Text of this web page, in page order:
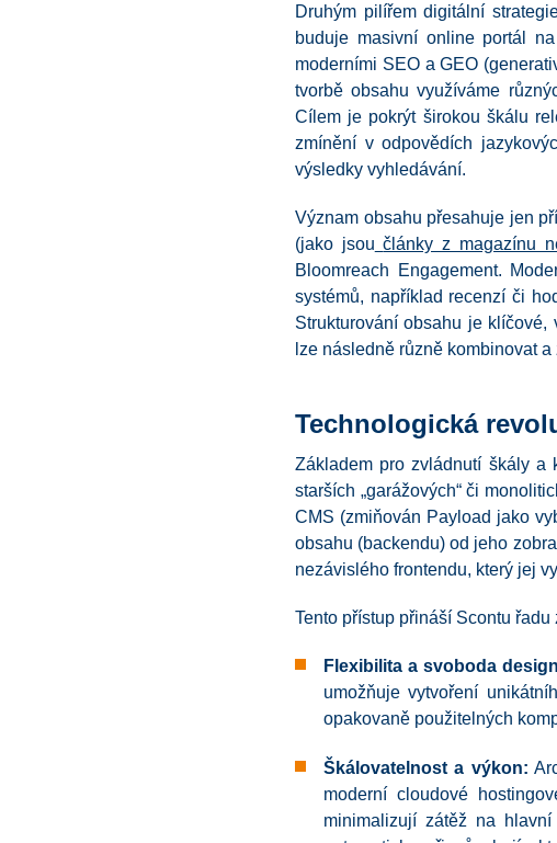
Druhým pilířem digitální
buduje masivní online portál
moderními SEO a GEO
tvorbě obsahu využíváme
Cílem je pokrýt širokou škálu
zmínění v odpovědích
výsledky vyhledávání.
Význam obsahu přesahuje jen
(jako jsou články z magazínu
Bloomreach Engagement.
systémů, například recenzí či
Strukturování obsahu je klíčové,
lze následně různě kombinovat
Technologická
Základem pro zvládnutí škály a
starších „garážových“ či
CMS (zmiňován Payload jako
obsahu (backendu) od jeho
nezávislého frontendu, který jej
Tento přístup přináší Scontu řadu
Flexibilita a svoboda
umožňuje vytvoření
opakovaně použitelných
Škálovatelnost a výkon:
moderní cloudové
minimalizují zátěž na